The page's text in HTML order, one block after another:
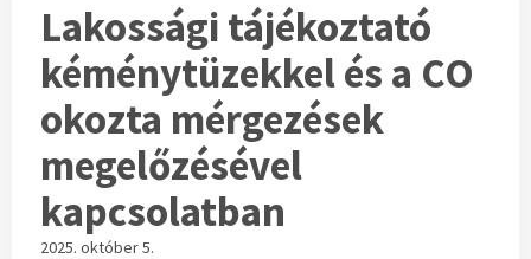
Lakossági tájékoztató
kéménytüzekkel és a CO
okozta mérgezések
megelőzésével
kapcsolatban
2025. október 5.